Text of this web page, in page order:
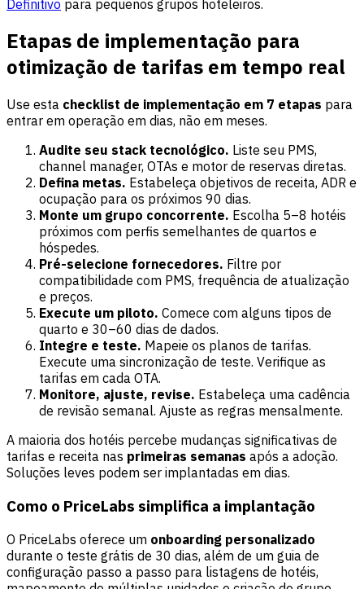
Definitivo para pequenos grupos hoteleiros.
Etapas de implementação para
otimização de tarifas em tempo real
Use esta checklist de implementação em 7 etapas para
entrar em operação em dias, não em meses.
Audite seu stack tecnológico. Liste seu PMS,
channel manager, OTAs e motor de reservas diretas.
Defina metas. Estabeleça objetivos de receita, ADR e
ocupação para os próximos 90 dias.
Monte um grupo concorrente. Escolha 5–8 hotéis
próximos com perfis semelhantes de quartos e
hóspedes.
Pré-selecione fornecedores. Filtre por
compatibilidade com PMS, frequência de atualização
e preços.
Execute um piloto. Comece com alguns tipos de
quarto e 30–60 dias de dados.
Integre e teste. Mapeie os planos de tarifas.
Execute uma sincronização de teste. Verifique as
tarifas em cada OTA.
Monitore, ajuste, revise. Estabeleça uma cadência
de revisão semanal. Ajuste as regras mensalmente.
A maioria dos hotéis percebe mudanças significativas de
tarifas e receita nas primeiras semanas após a adoção.
Soluções leves podem ser implantadas em dias.
Como o PriceLabs simplifica a implantação
O PriceLabs oferece um onboarding personalizado
durante o teste grátis de 30 dias, além de um guia de
configuração passo a passo para listagens de hotéis,